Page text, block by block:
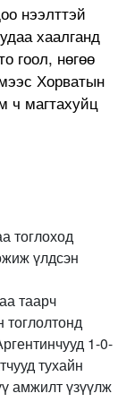
нээлттэй
хаалганд
гоол, нөгөө
Хорватын
ч магтахуйц
тоглоход
үлдсэн
таарч
тоглолтонд
1-0-
тухайн
амжилт үзүүлж